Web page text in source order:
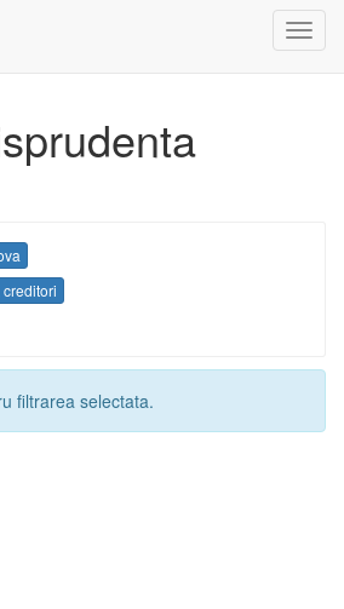
filtrarea selectata.